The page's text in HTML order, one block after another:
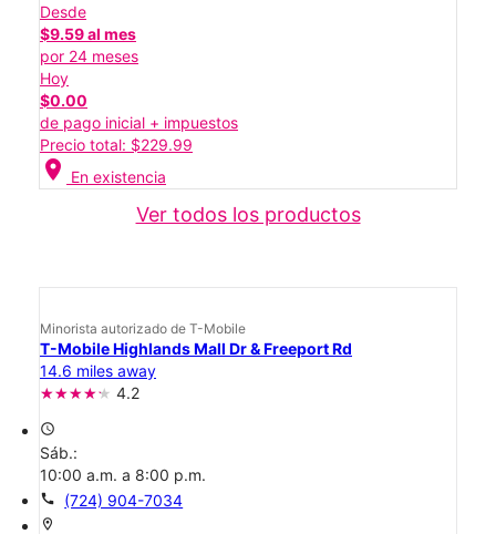
Desde
$9.59 al mes
por 24 meses
Hoy
$0.00
de pago inicial + impuestos
Precio total: $229.99
location_on En existencia
Ver todos los productos
Minorista autorizado de T-Mobile
T-Mobile Highlands Mall Dr & Freeport Rd
14.6 miles away
4.2
access_time
Sáb.:
10:00 a.m. a 8:00 p.m.
call (724) 904-7034
location_on